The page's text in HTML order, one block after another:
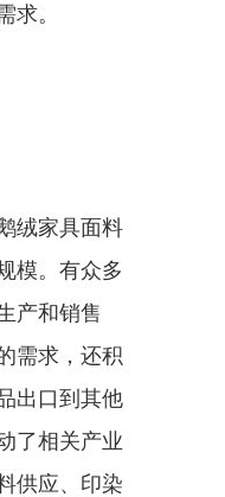
求。
绒家具面料
模。有众多
产和销售
需求，还积
出口到其他
了相关产业
供应、印染